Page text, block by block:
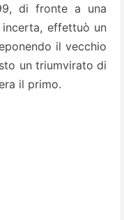
di fronte a una
effettuò un
il vecchio
un triumvirato di
il primo.